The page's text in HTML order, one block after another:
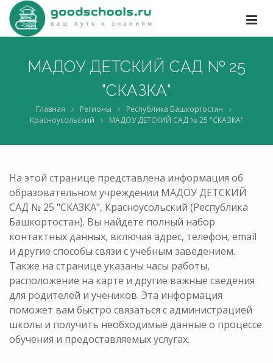
МАДОУ ДЕТСКИЙ САД № 25
"СКАЗКА"
Главная Регионы
Республика Башкортостан
Красноусольский
МАДОУ ДЕТСКИЙ САД № 25 "СКАЗКА"
На этой странице представлена информация об
образовательном учреждении МАДОУ ДЕТСКИЙ
САД № 25 "СКАЗКА", Красноусольский (Республика
Башкортостан). Вы найдете полный набор
контактных данных, включая адрес, телефон, email
и другие способы связи с учебным заведением.
Также на странице указаны часы работы,
расположение на карте и другие важные сведения
для родителей и учеников. Эта информация
поможет вам быстро связаться с администрацией
школы и получить необходимые данные о процессе
обучения и предоставляемых услугах.